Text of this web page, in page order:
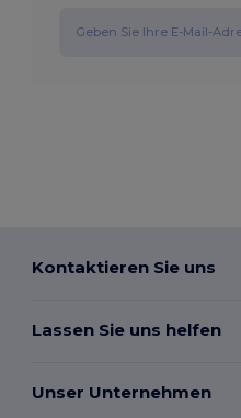
Kontaktieren Sie uns
Lassen Sie uns helfen
Unser Unternehmen